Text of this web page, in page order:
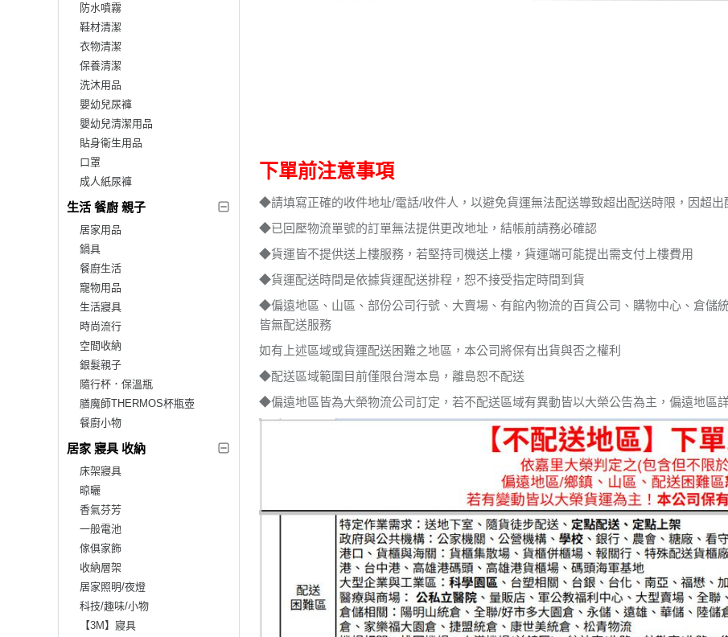
防水噴霧
鞋材清潔
衣物清潔
保養清潔
洗沐用品
嬰幼兒尿褲
嬰幼兒清潔用品
貼身衛生用品
口罩
成人紙尿褲
生活 餐廚 親子
居家用品
鍋具
餐廚生活
寵物用品
生活寢具
時尚流行
空間收納
銀髮親子
隨行杯．保溫瓶
膳魔師THERMOS杯瓶壺
餐廚小物
居家 寢具 收納
床架寢具
晾曬
香氣芬芳
一般電池
傢俱家飾
收納層架
居家照明/夜燈
科技/趣味/小物
【3M】寢具
下單前注意事項
◆請填寫正確的收件地址/電話/收件人，以避免貨運無法配送導致超出配送時限，因超
◆已回壓物流單號的訂單無法提供更改地址，結帳前請務必確認
◆貨運皆不提供送上樓服務，若堅持司機送上樓，貨運端可能提出需支付上樓費用
◆貨運配送時間是依據貨運配送排程，恕不接受指定時間到貨
◆偏遠地區、山區、部份公司行號、大賣場、有館內物流的百貨公司、購物中心、倉儲
皆無配送服務
如有上述區域或貨運配送困難之地區，本公司將保有出貨與否之權利
◆配送區域範圍目前僅限台灣本島，離島恕不配送
◆偏遠地區皆為大榮物流公司訂定，若不配送區域有異動皆以大榮公告為主，偏遠地區